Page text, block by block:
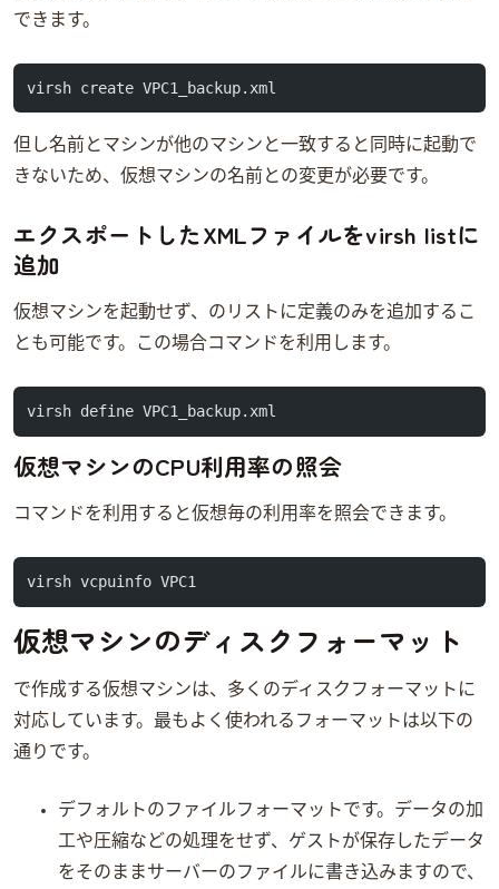
できます。
virsh create VPC1_backup.xml
但し名前とマシンIDが他のマシンと一致すると同時に起動で
きないため、仮想マシンの名前とIDの変更が必要です。
エクスポートしたXMLファイルをvirsh listに
追加
仮想マシンを起動せず、virsh listのリストに定義のみを追加するこ
とも可能です。この場合virsh defineコマンドを利用します。
virsh define VPC1_backup.xml
仮想マシンのCPU利用率の照会
virsh vcpuinfoコマンドを利用すると仮想CPU毎の利用率を照会できます。
virsh vcpuinfo VPC1
仮想マシンのディスクフォーマット
qemuで作成する仮想マシンは、多くのディスクフォーマットに
対応しています。最もよく使われるフォーマットは以下の
通りです。
デフォルトのファイルフォーマットです。データの加
工や圧縮などの処理をせず、ゲストOSが保存したデータ
をそのままサーバーのファイルに書き込みますので、